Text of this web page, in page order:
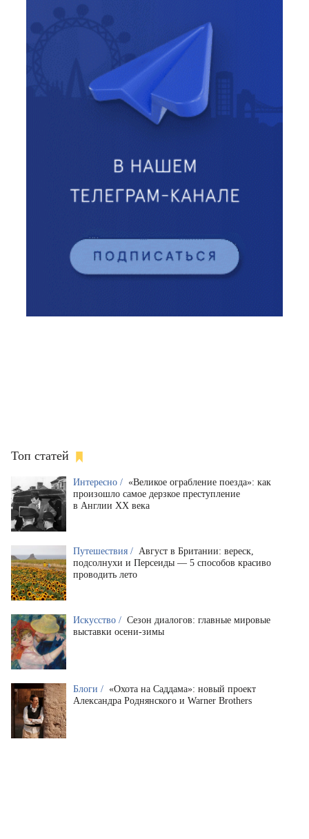
Топ статей
Интересно / «Великое ограбление поезда»: как
произошло самое дерзкое преступление
в Англии XX века
Путешествия / Август в Британии: вереск,
подсолнухи и Персеиды — 5 способов красиво
проводить лето
Искусство / Сезон диалогов: главные мировые
выставки осени-зимы
Блоги / «Охота на Саддама»: новый проект
Александра Роднянского и Warner Brothers